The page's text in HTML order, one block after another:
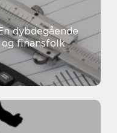
dybdegående
finansfolk